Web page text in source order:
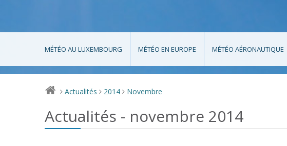
MÉTÉO AU LUXEMBOURG MÉTÉO EN EUROPE MÉTÉO AÉRONAUTIQUE
> Actualités > 2014 > Novembre
Actualités - novembre 2014